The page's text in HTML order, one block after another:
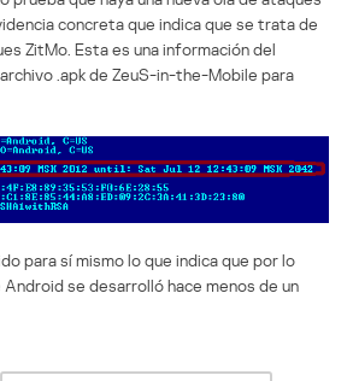
concreta que indica que se trata de
ZitMo. Esta es una información del
.apk de ZeuS-in-the-Mobile para
para sí mismo lo que indica que por lo
se desarrolló hace menos de un